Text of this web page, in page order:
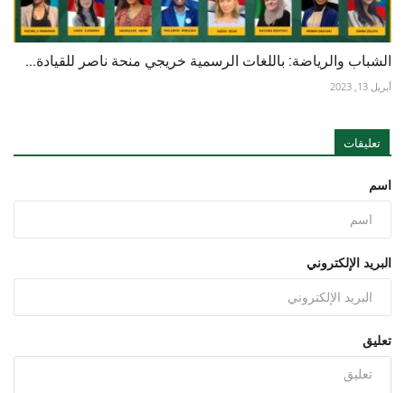
الشباب والرياضة: باللغات الرسمية خريجي منحة ناصر للقيادة...
أبريل 13, 2023
تعليقات
اسم
البريد الإلكتروني
تعليق